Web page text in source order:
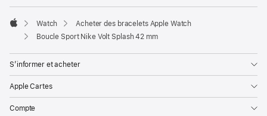
Apple
Watch
Acheter des bracelets Apple Watch
Boucle Sport Nike Volt Splash 42 mm
S’informer et acheter
Apple Cartes
Compte